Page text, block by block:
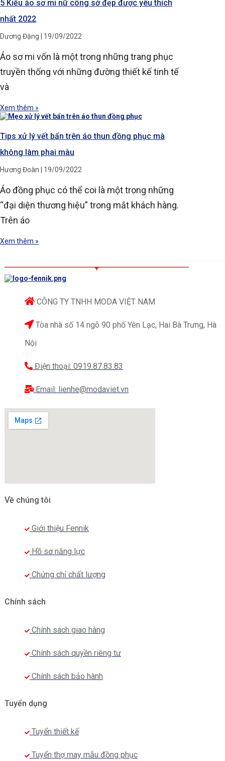
5 Kiểu áo sơ mi nữ công sở đẹp được yêu thích
nhất 2022
Dương Đặng 19/09/2022
Áo sơ mi vốn là một trong những trang phục
truyền thống với những đường thiết kế tinh tế
và
Xem thêm »
Tips xử lý vết bẩn trên áo thun đồng phục mà
không làm phai màu
Hương Đoàn 19/09/2022
Áo đồng phục có thể coi là một trong những
“đại diện thương hiệu” trong mắt khách hàng.
Trên áo
Xem thêm »
CÔNG TY TNHH MODA VIỆT NAM
Tòa nhà số 14 ngõ 90 phố Yên Lạc, Hai Bà Trưng, Hà
Nội
Điện thoại: 0919.87.83.83
Email: lienhe@modaviet.vn
Về chúng tôi
Giới thiệu Fennik
Hồ sơ năng lực
Chứng chỉ chất lượng
Chính sách
Chính sách giao hàng
Chính sách quyền riêng tư
Chính sách bảo hành
Tuyển dụng
Tuyển thiết kế
Tuyển thợ may mẫu đồng phục